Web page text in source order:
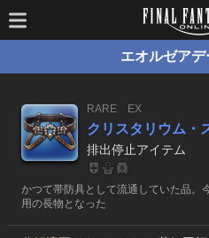
エオルゼア
RARE
EX
クリスタリウム・
排出停止アイテム
かつて帯防具として流通していた品。
用の長物となった